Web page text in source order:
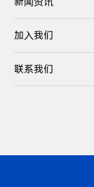
加入我们
联系我们